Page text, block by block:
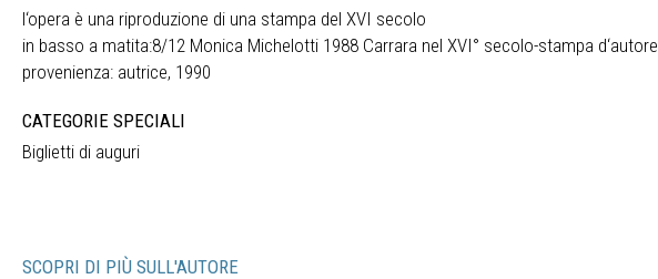
l‘opera è una riproduzione di una stampa del XVI secolo
in basso a matita:8/12 Monica Michelotti 1988 Carrara nel XVI° secolo-stampa d‘autore
provenienza: autrice, 1990
CATEGORIE SPECIALI
Biglietti di auguri
SCOPRI DI PIÙ SULL'AUTORE